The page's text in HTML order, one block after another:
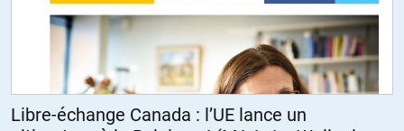
Libre-échange Canada : l’UE lance un